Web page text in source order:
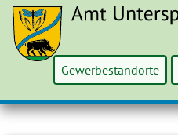
Gewerbestandorte